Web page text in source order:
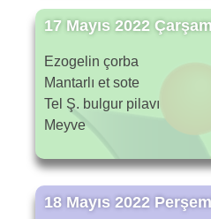
17 Mayıs 2022
Ezogelin çorba
Mantarlı et sote
Tel Ş. bulgur pilavı
Meyve
18 Mayıs 2022